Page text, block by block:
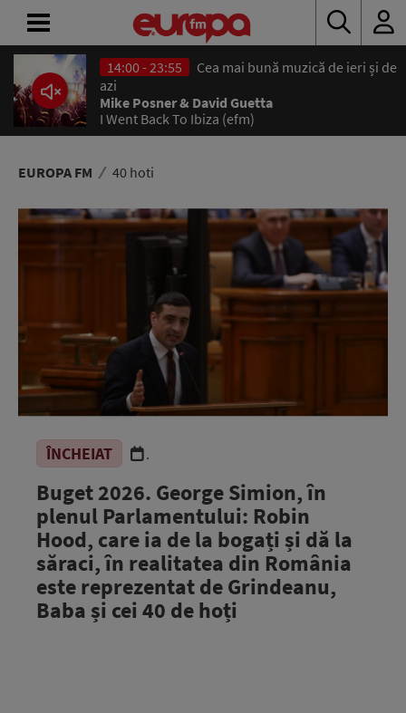
14:00 - 23:55
Cea mai bună muzică de ieri și de
azi
Mike Posner & David Guetta
I Went Back To Ibiza (efm)
EUROPA FM 40 hoti
ÎNCHEIAT .
Buget 2026. George Simion, în
plenul Parlamentului: Robin
Hood, care ia de la bogați și dă la
săraci, în realitatea din România
este reprezentat de Grindeanu,
Baba și cei 40 de hoți
ACASĂ
ȘTIRI
RADIO
CONCURSURI
LIVE